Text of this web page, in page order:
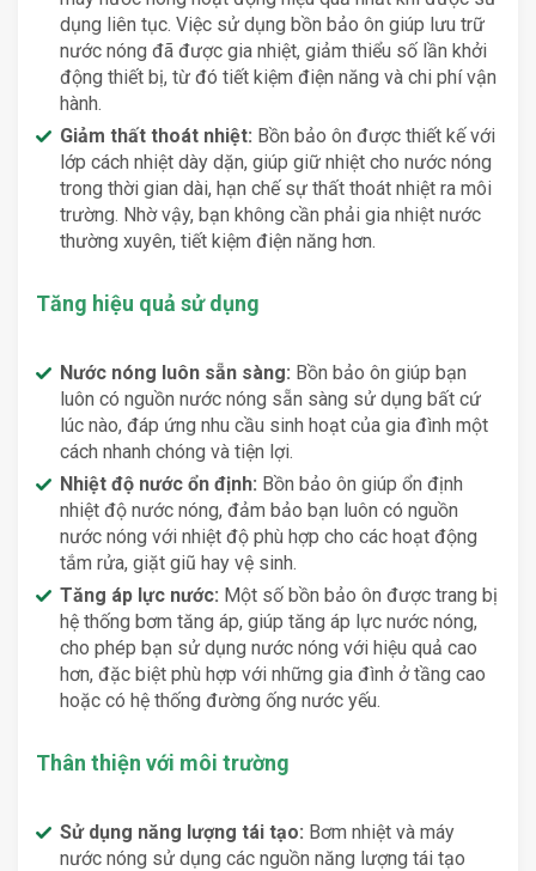
dụng liên tục. Việc sử dụng bồn bảo ôn giúp lưu trữ
nước nóng đã được gia nhiệt, giảm thiểu số lần khởi
động thiết bị, từ đó tiết kiệm điện năng và chi phí vận
hành.
Giảm thất thoát nhiệt: Bồn bảo ôn được thiết kế với
lớp cách nhiệt dày dặn, giúp giữ nhiệt cho nước nóng
trong thời gian dài, hạn chế sự thất thoát nhiệt ra môi
trường. Nhờ vậy, bạn không cần phải gia nhiệt nước
thường xuyên, tiết kiệm điện năng hơn.
Tăng hiệu quả sử dụng
Nước nóng luôn sẵn sàng: Bồn bảo ôn giúp bạn
luôn có nguồn nước nóng sẵn sàng sử dụng bất cứ
lúc nào, đáp ứng nhu cầu sinh hoạt của gia đình một
cách nhanh chóng và tiện lợi.
Nhiệt độ nước ổn định: Bồn bảo ôn giúp ổn định
nhiệt độ nước nóng, đảm bảo bạn luôn có nguồn
nước nóng với nhiệt độ phù hợp cho các hoạt động
tắm rửa, giặt giũ hay vệ sinh.
Tăng áp lực nước: Một số bồn bảo ôn được trang bị
hệ thống bơm tăng áp, giúp tăng áp lực nước nóng,
cho phép bạn sử dụng nước nóng với hiệu quả cao
hơn, đặc biệt phù hợp với những gia đình ở tầng cao
hoặc có hệ thống đường ống nước yếu.
Thân thiện với môi trường
Sử dụng năng lượng tái tạo: Bơm nhiệt và máy
nước nóng sử dụng các nguồn năng lượng tái tạo